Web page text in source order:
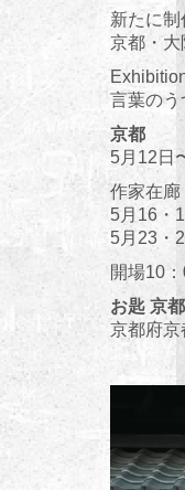
新たに制
京都・大
言葉のう
京都
5月12日
作家在廊
5月16・
5月23・
開場10
お匙 京
京都府京